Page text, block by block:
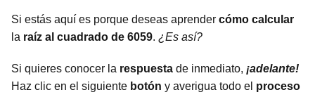
Si estás aquí es porque deseas aprender cómo calcular
la raíz al cuadrado de 6059. ¿Es así?
Si quieres conocer la respuesta de inmediato, ¡adelante!
Haz clic en el siguiente botón y averigua todo el proceso